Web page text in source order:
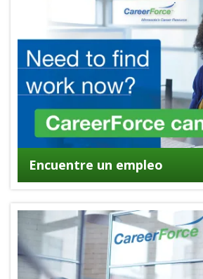
Encuentre un empleo